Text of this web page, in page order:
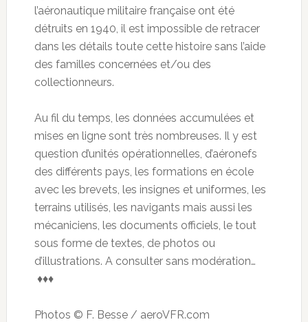
l’aéronautique militaire française ont été
détruits en 1940, il est impossible de retracer
dans les détails toute cette histoire sans l’aide
des familles concernées et/ou des
collectionneurs.
Au fil du temps, les données accumulées et
mises en ligne sont très nombreuses. Il y est
question d’unités opérationnelles, d’aéronefs
des différents pays, les formations en école
avec les brevets, les insignes et uniformes, les
terrains utilisés, les navigants mais aussi les
mécaniciens, les documents officiels, le tout
sous forme de textes, de photos ou
d’illustrations. A consulter sans modération…
♦♦♦
Photos © F. Besse / aeroVFR.com